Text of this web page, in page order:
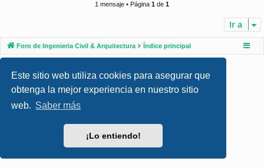
Este sitio web utiliza cookies para asegurar que
obtenga la mejor experiencia en nuestro sitio
web. Saber más
¡Lo entiendo!
1 mensaje • Página 1 de 1
Ir a
Foro de Ingenieria Civil & Arquitectura Índice principal
Style porArty- phpBB 3.3 por MrGaby
Traducción al español por
phpBB España